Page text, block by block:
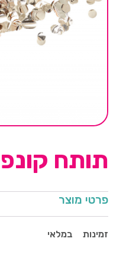
תותח
פרטי מוצר
זמינות במלאי